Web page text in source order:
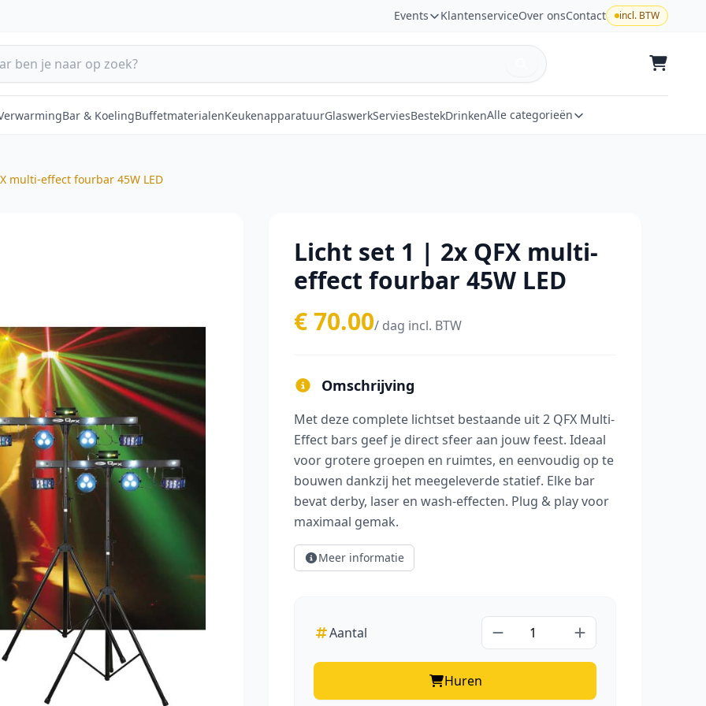
Events KlantenserviceOver onsContact incl. BTW
Bar & KoelingBuffetmaterialenKeukenapparatuurGlaswerkServiesBestekDrinkenAlle categorieën
multi-effect fourbar 45W LED
afbeelding
Licht set 1 | 2x QFX multi-
effect fourbar 45W LED
€ 70.00/ dag incl. BTW
Omschrijving
Met deze complete lichtset bestaande uit 2 QFX Multi-
Effect bars geef je direct sfeer aan jouw feest. Ideaal
voor grotere groepen en ruimtes, en eenvoudig op te
bouwen dankzij het meegeleverde statief. Elke bar
bevat derby, laser en wash-effecten. Plug & play voor
maximaal gemak.
Meer informatie
Aantal
Huren